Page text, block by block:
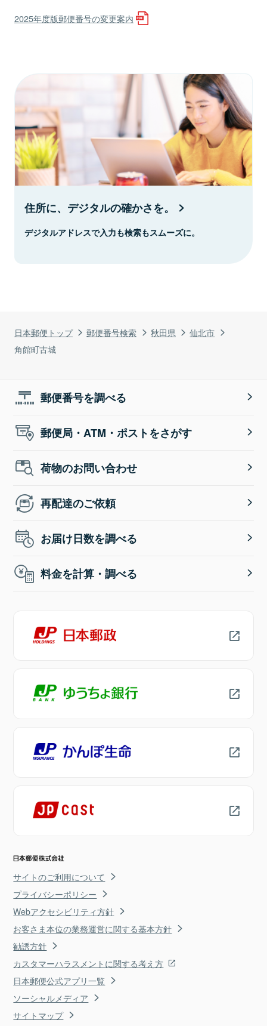
日本郵便トップ 郵便番号検索 秋田県
仙北市
角館町古城
2025年度版郵便番号の変更案内
住所に、デジタルの確かさを。
デジタルアドレスで入力も検索もスムーズに。
郵便番号を調べる
郵便局・ATM・ポストをさがす
荷物のお問い合わせ
再配達のご依頼
お届け日数を調べる
料金を計算・調べる
サイトのご利用について
プライバシーポリシー
Webアクセシビリティ方針
お客さま本位の業務運営に関する基本方針
勧誘方針
カスタマーハラスメントに関する考え方
日本郵便公式アプリ一覧
ソーシャルメディア
サイトマップ